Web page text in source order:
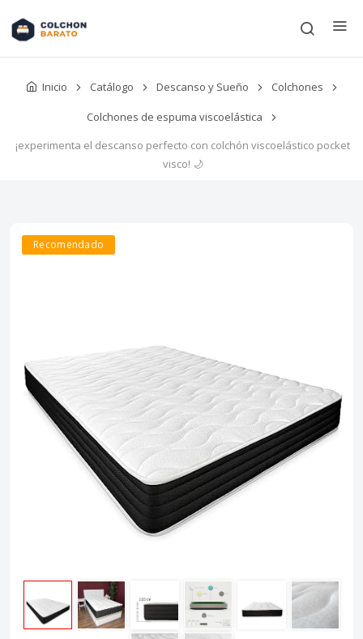
Inicio Catálogo Descanso y Sueño Colchones
Colchones de espuma viscoelástica
¡experimenta el descanso perfecto con colchón viscoelástico pocket
visco! 🌙
Recomendado